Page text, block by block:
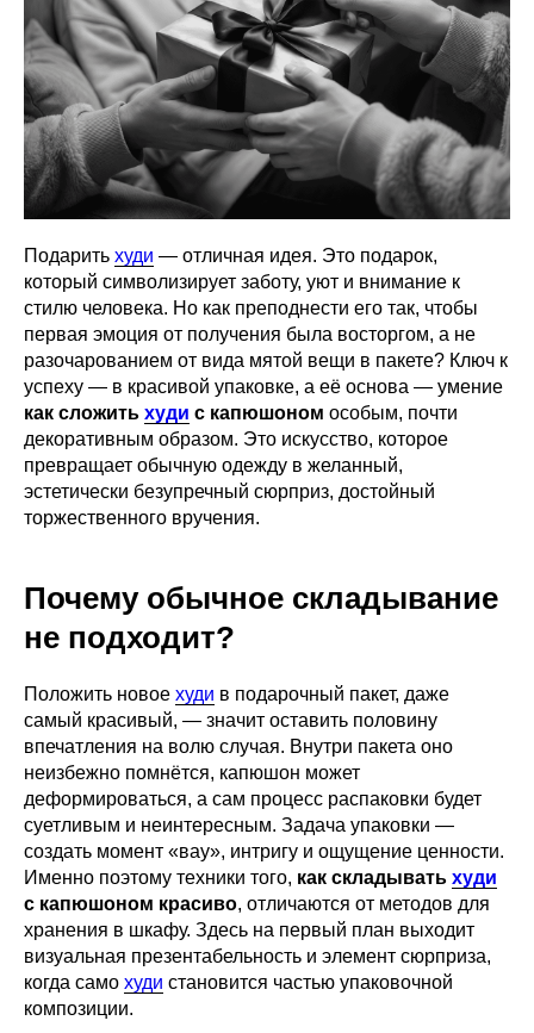
Подарить худи — отличная идея. Это подарок,
который символизирует заботу, уют и внимание к
стилю человека. Но как преподнести его так, чтобы
первая эмоция от получения была восторгом, а не
разочарованием от вида мятой вещи в пакете? Ключ к
успеху — в красивой упаковке, а её основа — умение
как сложить худи с капюшоном особым, почти
декоративным образом. Это искусство, которое
превращает обычную одежду в желанный,
эстетически безупречный сюрприз, достойный
торжественного вручения.
Почему обычное складывание
не подходит?
Положить новое худи в подарочный пакет, даже
самый красивый, — значит оставить половину
впечатления на волю случая. Внутри пакета оно
неизбежно помнётся, капюшон может
деформироваться, а сам процесс распаковки будет
суетливым и неинтересным. Задача упаковки —
создать момент «вау», интригу и ощущение ценности.
Именно поэтому техники того, как складывать худи
с капюшоном красиво, отличаются от методов для
хранения в шкафу. Здесь на первый план выходит
визуальная презентабельность и элемент сюрприза,
когда само худи становится частью упаковочной
композиции.